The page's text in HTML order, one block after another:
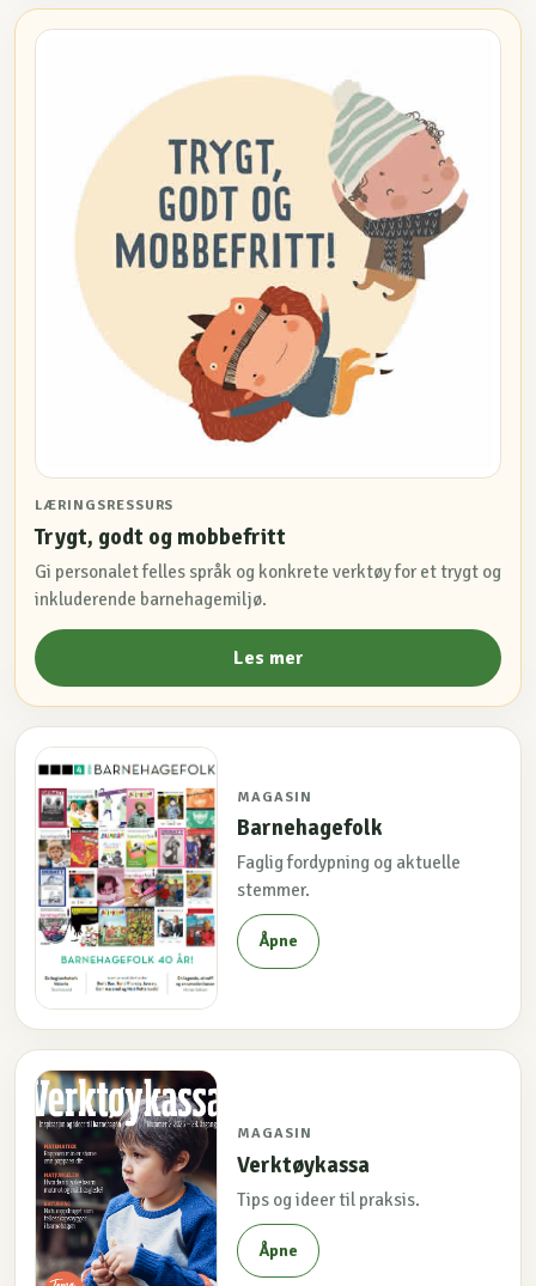
LÆRINGSRESSURS
Trygt, godt og mobbefritt
Gi personalet felles språk og konkrete verktøy for et trygt og
inkluderende barnehagemiljø.
Les mer
MAGASIN
Barnehagefolk
Faglig fordypning og aktuelle
stemmer.
Åpne
MAGASIN
Verktøykassa
Tips og ideer til praksis.
Åpne